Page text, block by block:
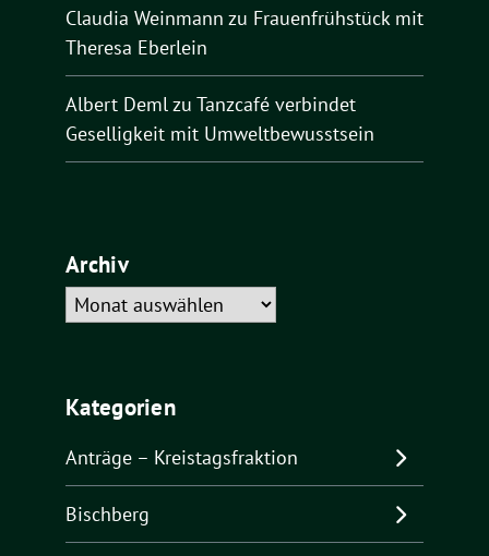
Claudia Weinmann zu Frauenfrühstück mit
Theresa Eberlein
Albert Demlzu Tanzcafé verbindet
Geselligkeit mit Umweltbewusstsein
Archiv
Archiv
Kategorien
Anträge – Kreistagsfraktion
Bischberg